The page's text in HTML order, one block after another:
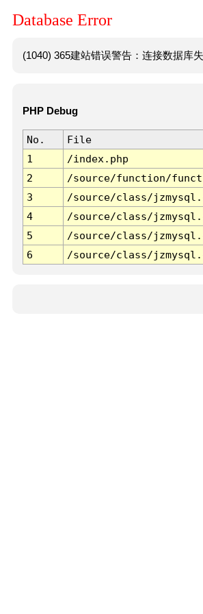
Database Error
(1040) 365建站错误警告：连接数据库
PHP Debug
No. File
1
/index.php
2
/source/function/
3
/source/class/
4
/source/class/
5
/source/class/
6
/source/class/